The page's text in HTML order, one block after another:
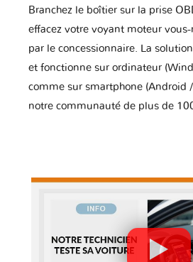
Branchez le boîtier sur la prise
effacez votre voyant moteur
par le concessionnaire. La
et fonctionne sur ordinateur
comme sur smartphone (Android
notre communauté de plus de